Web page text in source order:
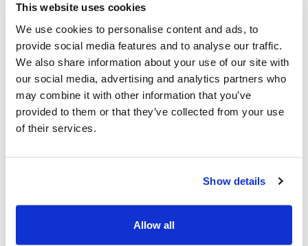
This website uses cookies
We use cookies to personalise content and ads, to
provide social media features and to analyse our traffic.
We also share information about your use of our site with
our social media, advertising and analytics partners who
may combine it with other information that you’ve
provided to them or that they’ve collected from your use
of their services.
Show details
Allow all
“E’ stata un’iniziativa interessante per incoraggiare la
diversità al lavoro” – ha dichiaratoVeronica Morante
CSR & Internal Communication Senior Specialistdi KT
“In questo modo i partecipanti hanno acquisito maggiore
consapevolezza dei propri atteggiamenti, dei propri
vissuti e delle modalità per rendere al meglio il proprio
potenziale nel mondo del lavoro”.